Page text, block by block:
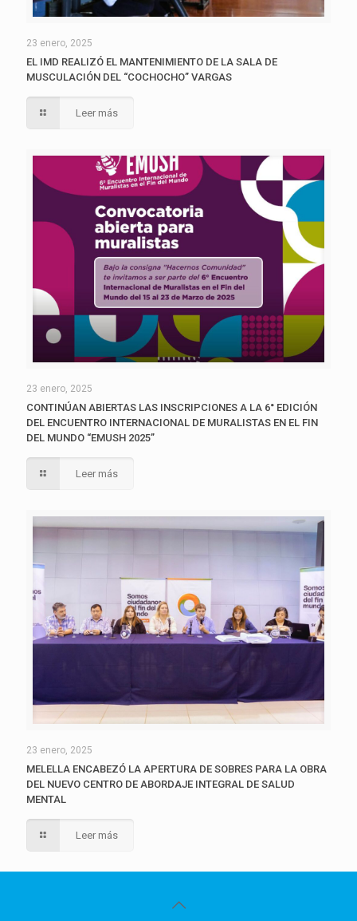
23 enero, 2025
EL IMD REALIZÓ EL MANTENIMIENTO DE LA SALA DE
MUSCULACIÓN DEL “COCHOCHO” VARGAS
Leer más
23 enero, 2025
CONTINÚAN ABIERTAS LAS INSCRIPCIONES A LA 6° EDICIÓN
DEL ENCUENTRO INTERNACIONAL DE MURALISTAS EN EL FIN
DEL MUNDO “EMUSH 2025”
Leer más
23 enero, 2025
MELELLA ENCABEZÓ LA APERTURA DE SOBRES PARA LA OBRA
DEL NUEVO CENTRO DE ABORDAJE INTEGRAL DE SALUD
MENTAL
Leer más